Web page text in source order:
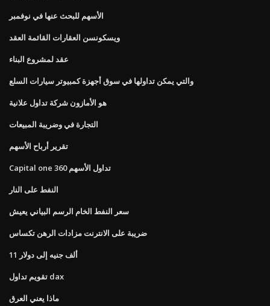
الأسهم للبحث عنها في نوفمبر
ويسكونسن العقارات القائمة العقد
عقد لمشروع البناء
والتي يمكن تداولها في سوق أجهزة كمبيوتر سيارات السلع
هو الأمازون شركة تداول علانية
التجارة في وضريبة المبيعات
تقرير أرباح الأسهم
Capital one 360 ​​تداول الأسهم
النفط على النار
سعر النفط الخام الرسم البياني يعيش
ضريبة على الانترنت مزادات الرهن تكساس
11 ألف جنيه إلى دولار
تقويم تداول dax
ماذا يعني العرق